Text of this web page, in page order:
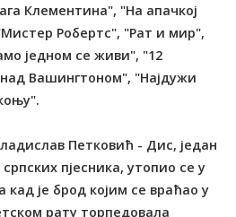
Клементина", "На апачкој
Робертс", "Рат и мир",
једном се живи", "12
Вашингтоном", "Најдужи
Петковић - Дис, један
пјесника, утопио се у
кад је брод којим се враћао у
рату торпедовала